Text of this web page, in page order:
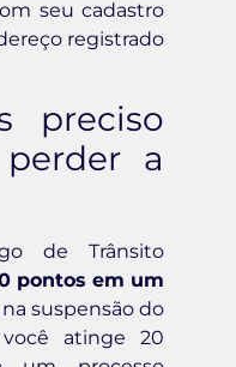
seu cadastro
registrado
preciso
a
de Trânsito
pontos em um
suspensão do
atinge 20